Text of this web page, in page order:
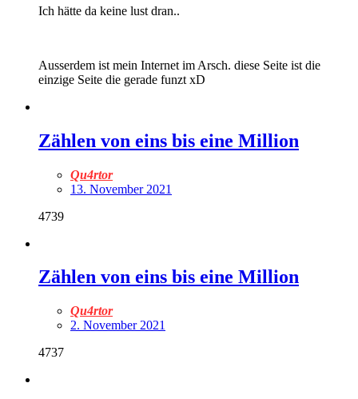
Ich hätte da keine lust dran..
Ausserdem ist mein Internet im Arsch. diese Seite ist die
einzige Seite die gerade funzt xD
Zählen von eins bis eine Million
Qu4rtor
13. November 2021
4739
Zählen von eins bis eine Million
Qu4rtor
2. November 2021
4737